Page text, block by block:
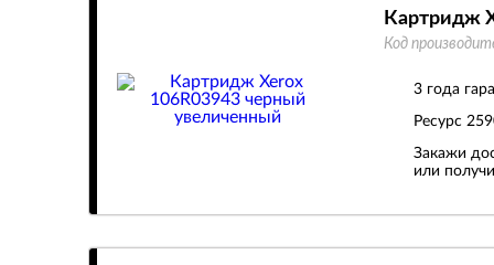
Картридж
Код
3 года
Ресурс
Закажи
или